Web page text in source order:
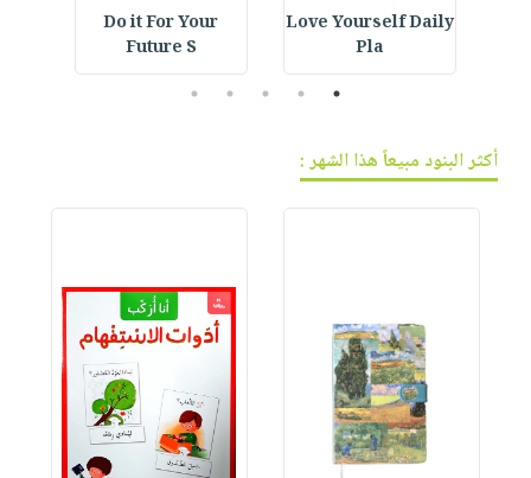
Love Yourself Daily
Pla
Do it For Your
Future S
1
2
3
4
5
أكثر البنود مبيعاً هذا الشهر :